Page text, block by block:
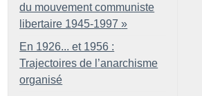
du mouvement communiste
libertaire 1945-1997 »
En 1926... et 1956 :
Trajectoires de l’anarchisme
organisé